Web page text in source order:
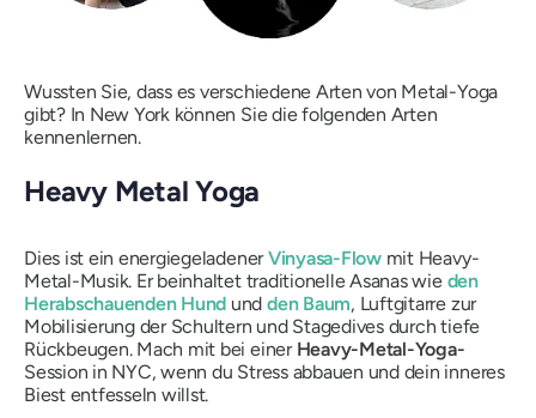
Wussten Sie, dass es verschiedene Arten von Metal-Yoga
gibt? In New York können Sie die folgenden Arten
kennenlernen.
Heavy Metal Yoga
Dies ist ein energiegeladenerVinyasa-Flowmit Heavy-
Metal-Musik. Er beinhaltet traditionelle Asanas wie den
Herabschauenden Hund undden Baum, Luftgitarre zur
Mobilisierung der Schultern und Stagedives durch tiefe
Rückbeugen. Mach mit bei einer Heavy-Metal-Yoga-
Session in NYC, wenn du Stress abbauen und dein inneres
Biest entfesseln willst.